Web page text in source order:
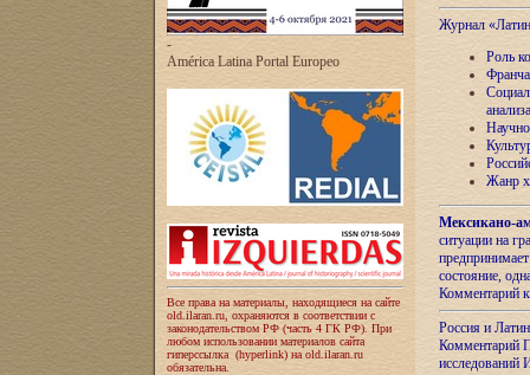
-
América Latina Portal Europeo
Все права на материалы, находящиеся на сайте
old.ilaran.ru, охраняются в соответствии с
законодательством РФ (часть 4 ГК РФ). При
любом использовании материалов сайта
гиперссылка (hyperlink) на old.ilaran.ru
обязательна.
Журнал
Роль
анализа
Жанр
Мексикано-
ситуации на
состояние,
Комментарий
Россия и
Комментарий